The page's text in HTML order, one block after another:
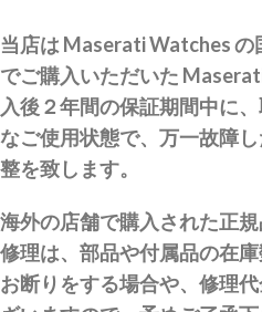
当店は Maserati Watches
でご購入いただいた
入後２年間の保証期間中に
なご使用状態で、万一故障
整を致します。
海外の店舗で購入された正
修理は、部品や付属品の在庫
お断りをする場合や、修理